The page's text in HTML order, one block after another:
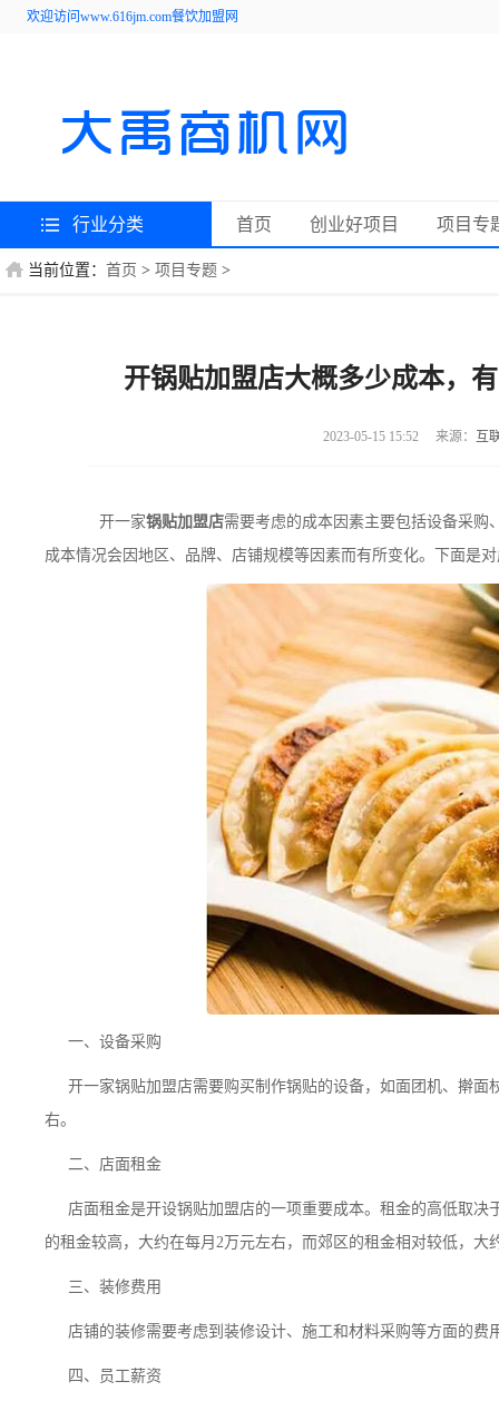
欢迎访问www.616jm.com餐饮加盟网
行业分类 首页 创业好项目 项目专
当前位置： 首页 > 项目专题 >
开锅贴加盟店大概多少成本，
2023-05-15 15:52 来源： 互
开一家锅贴加盟店需要考虑的成本因素主要包括设备采购
成本情况会因地区、品牌、店铺规模等因素而有所变化。下面是
一、设备采购
开一家锅贴加盟店需要购买制作锅贴的设备，如面团机、擀
右。
二、店面租金
店面租金是开设锅贴加盟店的一项重要成本。租金的高低取
的租金较高，大约在每月2万元左右，而郊区的租金相对较低，大
三、装修费用
店铺的装修需要考虑到装修设计、施工和材料采购等方面的费
四、员工薪资